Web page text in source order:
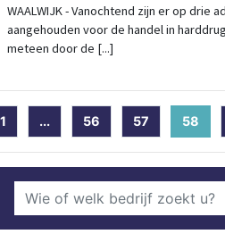
WAALWIJK - Vanochtend zijn er op drie
aangehouden voor de handel in
meteen door de [...]
1 ... 56 57 58